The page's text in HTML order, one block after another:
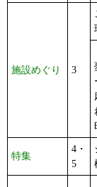
施設めぐり 3
特集
4・
5